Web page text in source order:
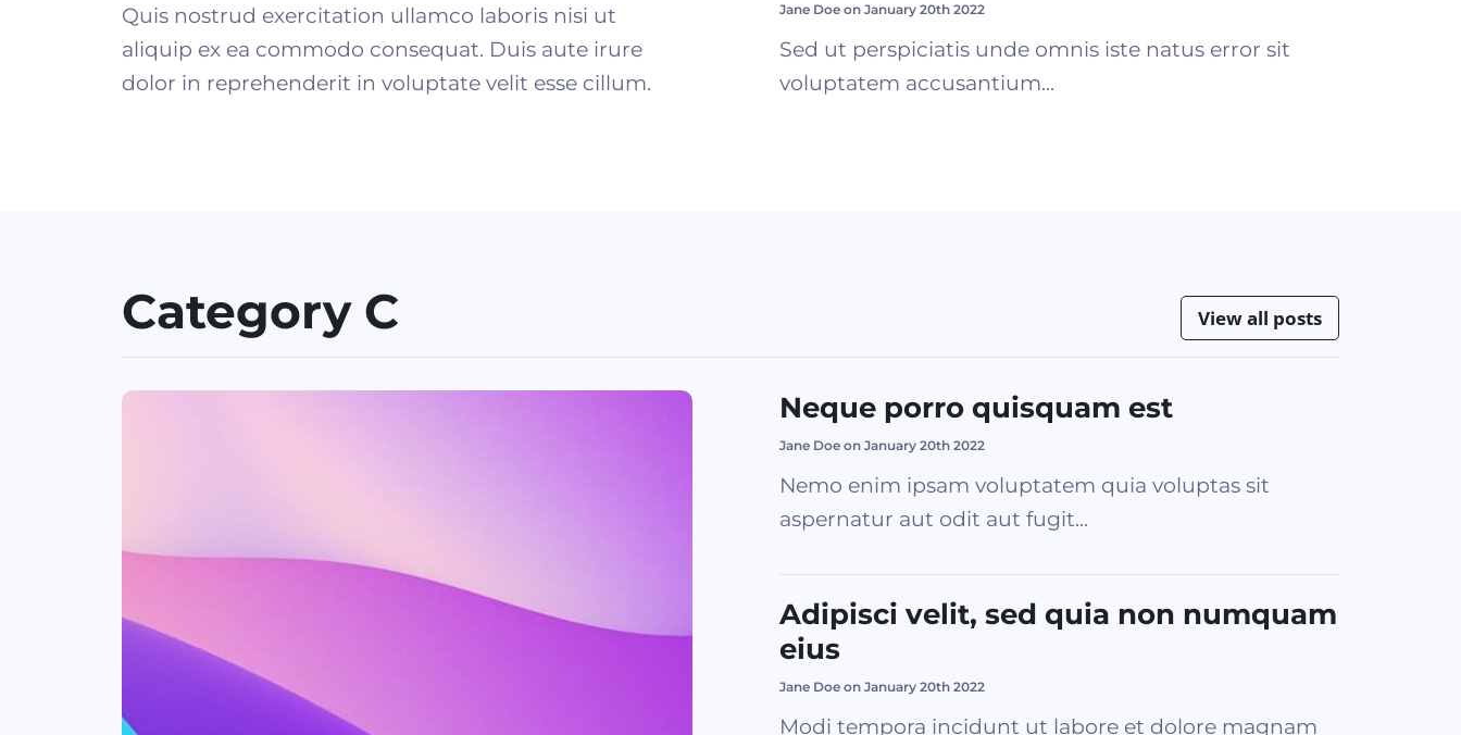
Quis nostrud exercitation ullamco laboris nisi ut
aliquip ex ea commodo consequat. Duis aute irure
dolor in reprehenderit in voluptate velit esse cillum.
Jane Doe on January 20th 2022
Sed ut perspiciatis unde omnis iste natus error sit
voluptatem accusantium...
Category C View all posts
Neque porro quisquam est
Jane Doe on January 20th 2022
Nemo enim ipsam voluptatem quia voluptas sit
aspernatur aut odit aut fugit...
Adipisci velit, sed quia non numquam
eius
Jane Doe on January 20th 2022
Modi tempora incidunt ut labore et dolore magnam